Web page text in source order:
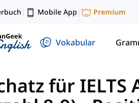
| Mobile App | Premium
Vokabular
für IELTS